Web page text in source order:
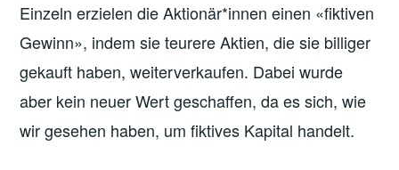
Einzeln erzielen die Aktionär*innen einen «fiktiven
Gewinn», indem sie teurere Aktien, die sie billiger
gekauft haben, weiterverkaufen. Dabei wurde
aber kein neuer Wert geschaffen, da es sich, wie
wir gesehen haben, um fiktives Kapital handelt.